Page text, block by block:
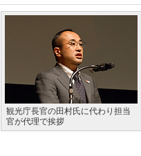
観光庁長官の田村氏に代わり担当
官が代理で挨拶